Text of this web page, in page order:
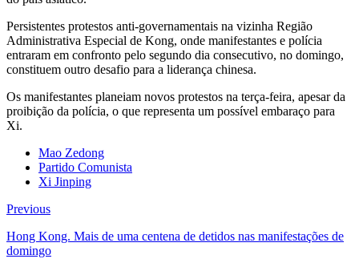
Persistentes protestos anti-governamentais na vizinha Região
Administrativa Especial de Kong, onde manifestantes e polícia
entraram em confronto pelo segundo dia consecutivo, no domingo,
constituem outro desafio para a liderança chinesa.
Os manifestantes planeiam novos protestos na terça-feira, apesar da
proibição da polícia, o que representa um possível embaraço para
Xi.
Mao Zedong
Partido Comunista
Xi Jinping
Previous
Hong Kong. Mais de uma centena de detidos nas manifestações de
domingo